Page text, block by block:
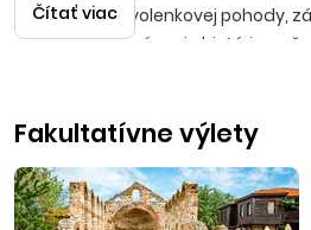
predstava dovolenkovej pohody,
parkoch, spoznávanie histórie,
Časť pobrežia na skalnatom
Čítať viac
Fakultatívne výlety